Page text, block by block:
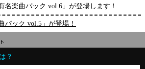
名楽曲パック vol.6」が登場します！
パック vol.5」が登場！
？